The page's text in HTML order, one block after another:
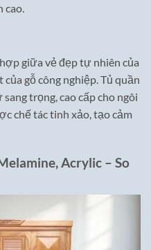
cao.
giữa vẻ đẹp tự nhiên của
gỗ công nghiệp. Tủ quần
trọng, cao cấp cho ngôi
chế tác tinh xảo, tạo cảm
Acrylic – So